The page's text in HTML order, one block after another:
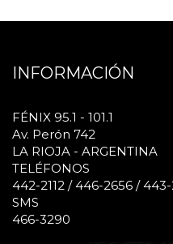
INFORMACIÓN
FÉNIX 95.1 - 101.1
Av. Perón 742
LA RIOJA - ARGENTINA
TELÉFONOS
442-2112 / 446-2656 /
SMS
466-3290